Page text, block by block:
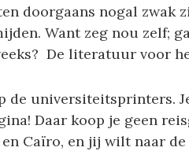
doorgaans nogal zwak
Want zeg nou zelf;
De literatuur voor
universiteitsprinters.
Daar koop je geen
Caïro, en jij wilt naar de